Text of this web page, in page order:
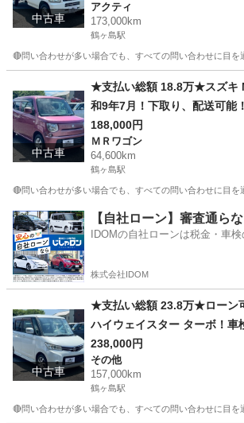
中古車
アクティ
173,000km
鶴ヶ島駅
🔴問い合わせが多い場合でも、すべての問い合わせに目
鶴ヶ島駅 アクティ 車両
中古車
★支払い総額 18.8万★スズキ
和9年7月！下取り、配送可能！
188,000円
ＭＲワゴン
64,600km
鶴ヶ島駅
🔴問い合わせが多い場合でも、すべての問い合わせに目
埼玉 川越市 鶴ヶ島駅 ＭＲワゴン 車両
【自社ローン】審査通ら
IDOMの自社ローンは税金・車
株式会社IDOM
中古車
★支払い総額 23.8万★ローン
ハイウェイスター ターボ！車
り、配送可能！
238,000円
その他
157,000km
鶴ヶ島駅
🔴問い合わせが多い場合でも、すべての問い合わせに目